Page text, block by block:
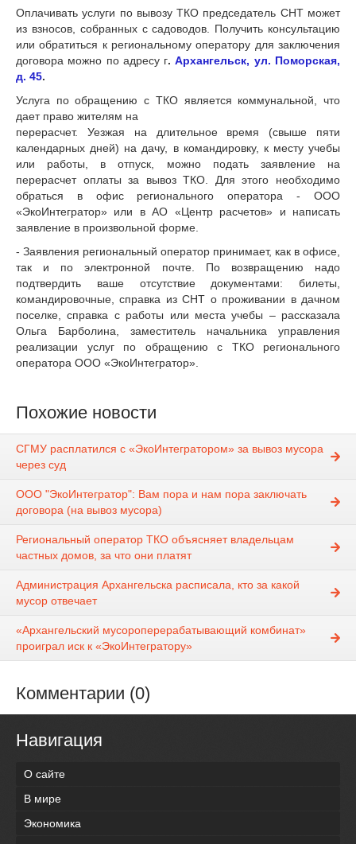
Оплачивать услуги по вывозу ТКО председатель СНТ может
из взносов, собранных с садоводов. Получить консультацию
или обратиться к региональному оператору для заключения
договора можно по адресу г. Архангельск, ул. Поморская,
д. 45.
Услуга по обращению с ТКО является коммунальной, что
дает право жителям на
перерасчет. Уезжая на длительное время (свыше пяти
календарных дней) на дачу, в командировку, к месту учебы
или работы, в отпуск, можно подать заявление на
перерасчет оплаты за вывоз ТКО. Для этого необходимо
обраться в офис регионального оператора - ООО
«ЭкоИнтегратор» или в АО «Центр расчетов» и написать
заявление в произвольной форме.
- Заявления региональный оператор принимает, как в офисе,
так и по электронной почте. По возвращению надо
подтвердить ваше отсутствие документами: билеты,
командировочные, справка из СНТ о проживании в дачном
поселке, справка с работы или места учебы – рассказала
Ольга Барболина, заместитель начальника управления
реализации услуг по обращению с ТКО регионального
оператора ООО «ЭкоИнтегратор».
Похожие новости
СГМУ расплатился с «ЭкоИнтегратором» за вывоз мусора
через суд
ООО "ЭкоИнтегратор": Вам пора и нам пора заключать
договора (на вывоз мусора)
Региональный оператор ТКО объясняет владельцам
частных домов, за что они платят
Администрация Архангельска расписала, кто за какой
мусор отвечает
«Архангельский мусороперерабатывающий комбинат»
проиграл иск к «ЭкоИнтегратору»
Комментарии (0)
Навигация
О сайте
В мире
Экономика